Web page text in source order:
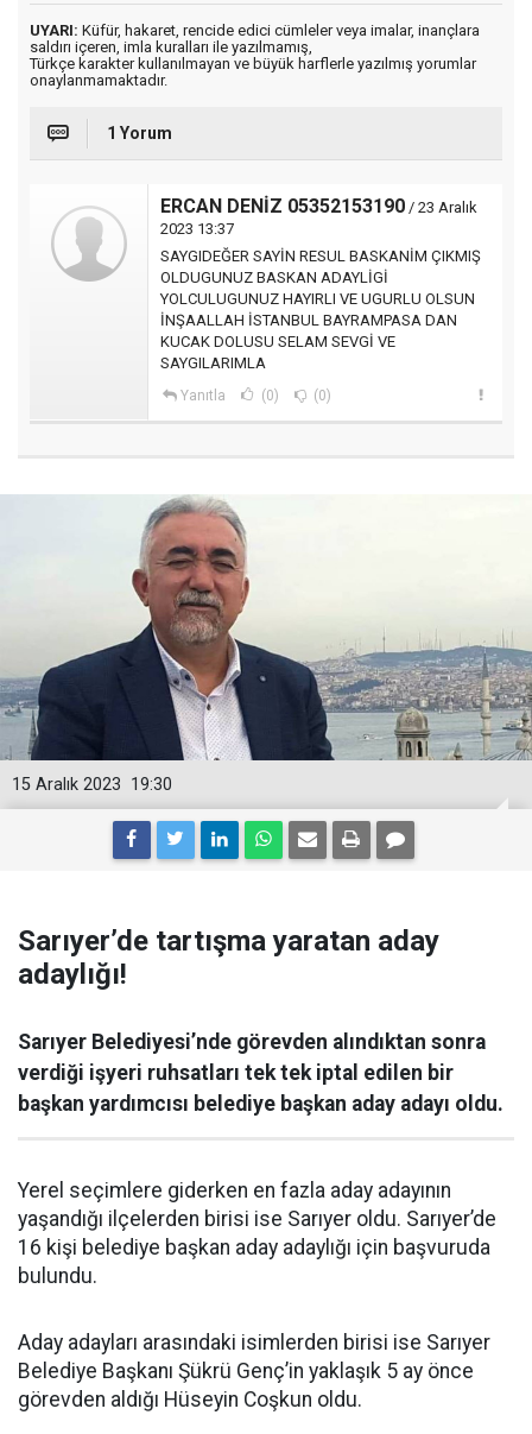
UYARI: Küfür, hakaret, rencide edici cümleler veya imalar, inançlara
saldırı içeren, imla kuralları ile yazılmamış,
Türkçe karakter kullanılmayan ve büyük harflerle yazılmış yorumlar
onaylanmamaktadır.
1 Yorum
ERCAN DENİZ 05352153190 / 23 Aralık
2023 13:37
SAYGIDEĞER SAYİN RESUL BASKANİM ÇIKMIŞ
OLDUGUNUZ BASKAN ADAYLİGİ
YOLCULUGUNUZ HAYIRLI VE UGURLU OLSUN
İNŞAALLAH İSTANBUL BAYRAMPASA DAN
KUCAK DOLUSU SELAM SEVGİ VE
SAYGILARIMLA
Yanıtla (0) (0)
19:30
15 Aralık 2023
Sarıyer’de tartışma yaratan aday
adaylığı!
Sarıyer Belediyesi’nde görevden alındıktan sonra
verdiği işyeri ruhsatları tek tek iptal edilen bir
başkan yardımcısı belediye başkan aday adayı oldu.
Yerel seçimlere giderken en fazla aday adayının
yaşandığı ilçelerden birisi ise Sarıyer oldu. Sarıyer’de
16 kişi belediye başkan aday adaylığı için başvuruda
bulundu.
Aday adayları arasındaki isimlerden birisi ise Sarıyer
Belediye Başkanı Şükrü Genç’in yaklaşık 5 ay önce
görevden aldığı Hüseyin Coşkun oldu.